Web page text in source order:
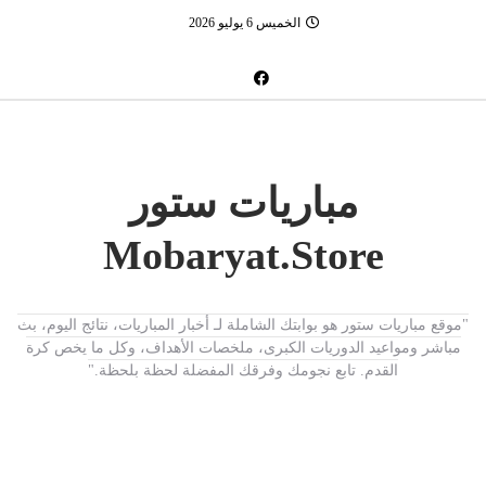
الخميس 6 يوليو 2026
مباريات ستور
Mobaryat.Store
"موقع مباريات ستور هو بوابتك الشاملة لـ أخبار المباريات، نتائج اليوم، بث
مباشر ومواعيد الدوريات الكبرى، ملخصات الأهداف، وكل ما يخص كرة
القدم. تابع نجومك وفرقك المفضلة لحظة بلحظة."